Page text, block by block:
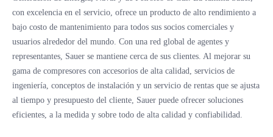
con excelencia en el servicio, ofrece un producto de alto rendimiento a
bajo costo de mantenimiento para todos sus socios comerciales y
usuarios alrededor del mundo. Con una red global de agentes y
representantes, Sauer se mantiene cerca de sus clientes. Al mejorar su
gama de compresores con accesorios de alta calidad, servicios de
ingeniería, conceptos de instalación y un servicio de rentas que se ajusta
al tiempo y presupuesto del cliente, Sauer puede ofrecer soluciones
eficientes, a la medida y sobre todo de alta calidad y confiabilidad.